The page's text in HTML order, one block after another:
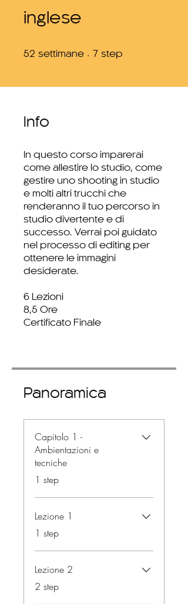
inglese
52 settimane 52 settimane
7 step
Info
In questo corso imparerai
come allestire lo studio, come
gestire uno shooting in studio
e molti altri trucchi che
renderanno il tuo percorso in
studio divertente e di
successo. Verrai poi guidato
nel processo di editing per
ottenere le immagini
desiderate.
6 Lezioni
8,5 Ore
Certificato Finale
Panoramica
Capitolo 1 -
Ambientazioni e
tecniche
.1 step
Lezione 1
.1 step
Lezione 2
.2 step